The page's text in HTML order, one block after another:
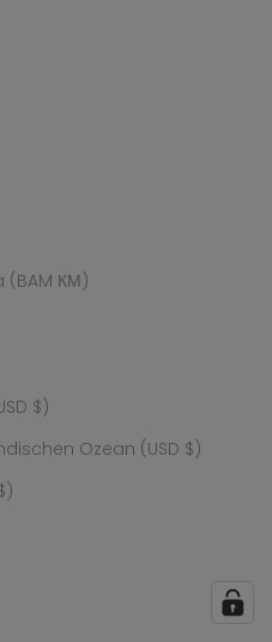
(BAM КМ)
$)
Ozean (USD $)